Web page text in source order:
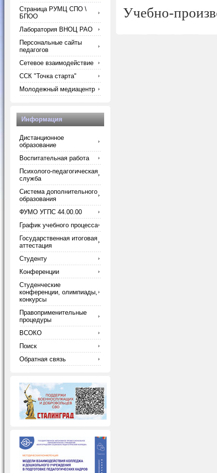
Учебно-
Страница РУМЦ СПО \
БПОО
Лаборатория ВНОЦ РАО
Персональные сайты
педагогов
Сетевое взаимодействие
ССК "Точка старта"
Молодежный медиацентр
Информация
Дистанционное
образование
Воспитательная работа
Психолого-педагогическая
служба
Система дополнительного
образования
ФУМО УГПС 44.00.00
График учебного процесса
Государственная итоговая
аттестация
Студенту
Конференции
Студенческие
конференции, олимпиады,
конкурсы
Правоприменительные
процедуры
ВСОКО
Поиск
Обратная связь